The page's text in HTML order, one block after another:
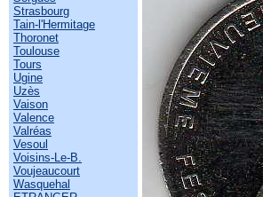
Strasbourg
Tain-l'Hermitage
Thoronet
Toulouse
Tours
Ugine
Uzès
Vaison
Valence
Valréas
Vesoul
Voisins-Le-B.
Voujeaucourt
Wasquehal